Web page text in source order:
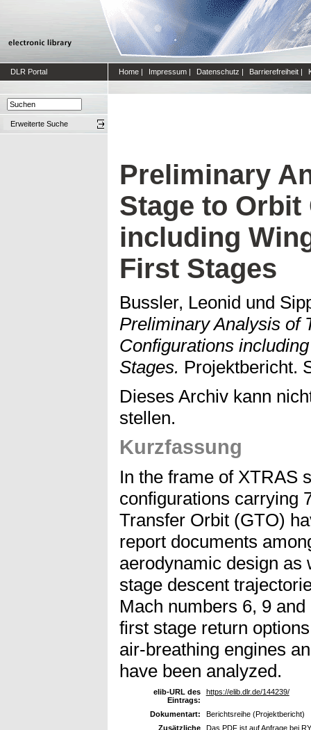
DLR Portal Home | Impressum | Datenschutz | Barrierefreiheit |
Erweiterte Suche
Preliminary
Stage to
including
First Stages
Bussler, Leonid und
Preliminary Analysis of
Configurations
Stages. Projektbericht.
Dieses Archiv kann
stellen.
Kurzfassung
In the frame of XTRAS
configurations carrying
Transfer Orbit (GTO)
report documents
aerodynamic design as
stage descent
Mach numbers 6, 9
first stage return
air-breathing engines
have been analyzed.
elib-URL des
Eintrags:
https://elib.dlr.de/144239/
Dokumentart:
Berichtsreihe (Projektbericht)
Zusätzliche
Das PDF ist auf Anfrage bei